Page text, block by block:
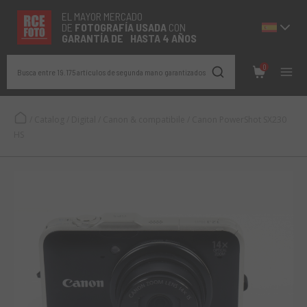
EL MAYOR MERCADO
DE FOTOGRAFÍA USADA CON
GARANTÍA DE HASTA 4 AÑOS
Busca entre 19.175 artículos de segunda mano garantizados
0